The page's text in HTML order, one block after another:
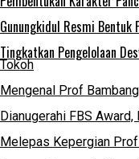
Gunungkidul Resmi Bentuk
Tingkatkan Pengelolaan
Tokoh
Mengenal Prof
Dianugerahi FBS
Melepas Kepergian